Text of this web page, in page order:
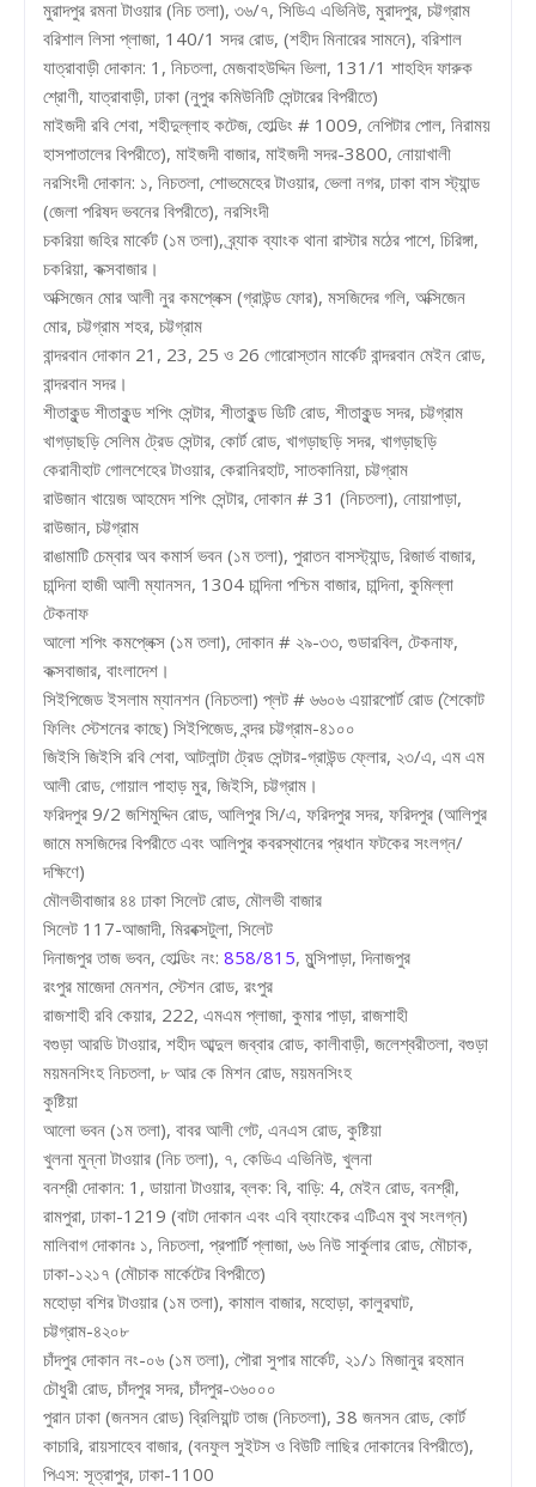
মুরাদপুর রমনা টাওয়ার (নিচ তলা), ৩৬/৭, সিডিএ এভিনিউ, মুরাদপুর, চট্টগ্রাম
বরিশাল লিসা প্লাজা, 140/1 সদর রোড, (শহীদ মিনারের সামনে), বরিশাল
যাত্রাবাড়ী দোকান: 1, নিচতলা, মেজবাহউদ্দিন ভিলা, 131/1 শাহহিদ ফারুক
শ্রোণী, যাত্রাবাড়ী, ঢাকা (নুপুর কমিউনিটি সেন্টারের বিপরীতে)
মাইজদী রবি শেবা, শহীদুল্লাহ কটেজ, হোল্ডিং # 1009, নেপিটার পোল, নিরাময়
হাসপাতালের বিপরীতে), মাইজদী বাজার, মাইজদী সদর-3800, নোয়াখালী
নরসিংদী দোকান: ১, নিচতলা, শোভমেহের টাওয়ার, ভেলা নগর, ঢাকা বাস স্ট্যান্ড
(জেলা পরিষদ ভবনের বিপরীতে), নরসিংদী
চকরিয়া জহির মার্কেট (১ম তলা), ব্র্যাক ব্যাংক থানা রাস্টার মঠের পাশে, চিরিঙ্গা,
চকরিয়া, কক্সবাজার।
অক্সিজেন মোর আলী নুর কমপ্লেক্স (গ্রাউন্ড ফোর), মসজিদের গলি, অক্সিজেন
মোর, চট্টগ্রাম শহর, চট্টগ্রাম
বান্দরবান দোকান 21, 23, 25 ও 26 গোরোস্তান মার্কেট বান্দরবান মেইন রোড,
বান্দরবান সদর।
শীতাকুন্ড শীতাকুন্ড শপিং সেন্টার, শীতাকুন্ড ডিটি রোড, শীতাকুন্ড সদর, চট্টগ্রাম
খাগড়াছড়ি সেলিম ট্রেড সেন্টার, কোর্ট রোড, খাগড়াছড়ি সদর, খাগড়াছড়ি
কেরানীহাট গোলশেহের টাওয়ার, কেরানিরহাট, সাতকানিয়া, চট্টগ্রাম
রাউজান খায়েজ আহমেদ শপিং সেন্টার, দোকান # 31 (নিচতলা), নোয়াপাড়া,
রাউজান, চট্টগ্রাম
রাঙামাটি চেম্বার অব কমার্স ভবন (১ম তলা), পুরাতন বাসস্ট্যান্ড, রিজার্ভ বাজার,
চান্দিনা হাজী আলী ম্যানসন, 1304 চান্দিনা পশ্চিম বাজার, চান্দিনা, কুমিল্লা
টেকনাফ
আলো শপিং কমপ্লেক্স (১ম তলা), দোকান # ২৯-৩৩, গুডারবিল, টেকনাফ,
কক্সবাজার, বাংলাদেশ।
সিইপিজেড ইসলাম ম্যানশন (নিচতলা) প্লট # ৬৬০৬ এয়ারপোর্ট রোড (শৈকোট
ফিলিং স্টেশনের কাছে) সিইপিজেড, বন্দর চট্টগ্রাম-৪১০০
জিইসি জিইসি রবি শেবা, আটলান্টা ট্রেড সেন্টার-গ্রাউন্ড ফ্লোর, ২৩/এ, এম এম
আলী রোড, গোয়াল পাহাড় মুর, জিইসি, চট্টগ্রাম।
ফরিদপুর 9/2 জশিমুদ্দিন রোড, আলিপুর সি/এ, ফরিদপুর সদর, ফরিদপুর (আলিপুর
জামে মসজিদের বিপরীতে এবং আলিপুর কবরস্থানের প্রধান ফটকের সংলগ্ন/
দক্ষিণে)
মৌলভীবাজার ৪৪ ঢাকা সিলেট রোড, মৌলভী বাজার
সিলেট 117-আজাদী, মিরবক্সটুলা, সিলেট
দিনাজপুর তাজ ভবন, হোল্ডিং নং: 858/815, মুন্সিপাড়া, দিনাজপুর
রংপুর মাজেদা মেনশন, স্টেশন রোড, রংপুর
রাজশাহী রবি কেয়ার, 222, এমএম প্লাজা, কুমার পাড়া, রাজশাহী
বগুড়া আরডি টাওয়ার, শহীদ আব্দুল জব্বার রোড, কালীবাড়ী, জলেশ্বরীতলা, বগুড়া
ময়মনসিংহ নিচতলা, ৮ আর কে মিশন রোড, ময়মনসিংহ
কুষ্টিয়া
আলো ভবন (১ম তলা), বাবর আলী গেট, এনএস রোড, কুষ্টিয়া
খুলনা মুন্না টাওয়ার (নিচ তলা), ৭, কেডিএ এভিনিউ, খুলনা
বনশ্রী দোকান: 1, ডায়ানা টাওয়ার, ব্লক: বি, বাড়ি: 4, মেইন রোড, বনশ্রী,
রামপুরা, ঢাকা-1219 (বাটা দোকান এবং এবি ব্যাংকের এটিএম বুথ সংলগ্ন)
মালিবাগ দোকানঃ ১, নিচতলা, প্রপার্টি প্লাজা, ৬৬ নিউ সার্কুলার রোড, মৌচাক,
ঢাকা-১২১৭ (মৌচাক মার্কেটের বিপরীতে)
মহোড়া বশির টাওয়ার (১ম তলা), কামাল বাজার, মহোড়া, কালুরঘাট,
চট্টগ্রাম-৪২০৮
চাঁদপুর দোকান নং-০৬ (১ম তলা), পৌরা সুপার মার্কেট, ২১/১ মিজানুর রহমান
চৌধুরী রোড, চাঁদপুর সদর, চাঁদপুর-৩৬০০০
পুরান ঢাকা (জনসন রোড) ব্রিলিয়ান্ট তাজ (নিচতলা), 38 জনসন রোড, কোর্ট
কাচারি, রায়সাহেব বাজার, (বনফুল সুইটস ও বিউটি লাছির দোকানের বিপরীতে),
পিএস: সূত্রাপুর, ঢাকা-1100